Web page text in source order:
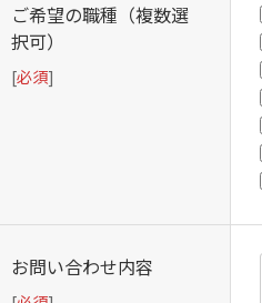
ご希望の職種（複数選
択可）
[必須]
お問い合わせ内容